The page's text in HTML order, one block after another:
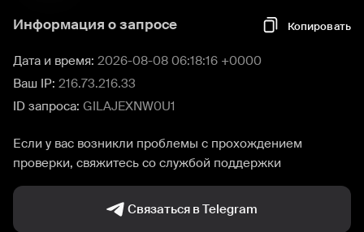
Информация о запросе Копировать
Дата и время: 2026-08-08 06:18:16 +0000
Ваш IP: 216.73.216.33
ID запроса: GILAJEXNW0U1
Если у вас возникли проблемы с прохождением
проверки, свяжитесь со службой поддержки
Связаться в Telegram